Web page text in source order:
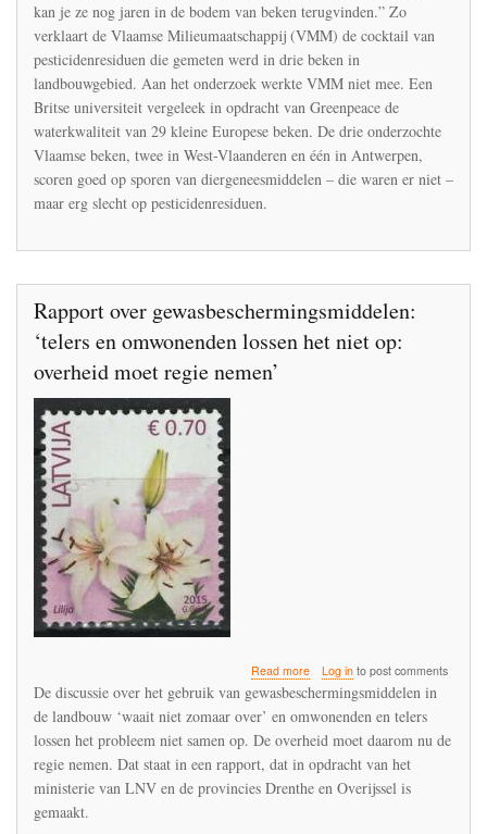
onderzochte
kleine
Europese
beken
werden
sporen
van
103
gewasbeschermingsmiddelen
teruggevonden
kan je ze nog jaren in de bodem van beken terugvinden.” Zo
verklaart de Vlaamse Milieumaatschappij (VMM) de cocktail van
pesticidenresiduen die gemeten werd in drie beken in
landbouwgebied. Aan het onderzoek werkte VMM niet mee. Een
Britse universiteit vergeleek in opdracht van Greenpeace de
waterkwaliteit van 29 kleine Europese beken. De drie onderzochte
Vlaamse beken, twee in West-Vlaanderen en één in Antwerpen,
scoren goed op sporen van diergeneesmiddelen – die waren er niet –
maar erg slecht op pesticidenresiduen.
Rapport over gewasbeschermingsmiddelen:
‘telers en omwonenden lossen het niet op:
overheid moet regie nemen’
Read moreabout
Rapport
gewasbeschermingsmiddelen:
‘telers
en
omwonenden
lossen
Log into post comments
De discussie over het gebruik van gewasbeschermingsmiddelen in
de landbouw ‘waait niet zomaar over’ en omwonenden en telers
lossen het probleem niet samen op. De overheid moet daarom nu de
regie nemen. Dat staat in een rapport, dat in opdracht van het
ministerie van LNV en de provincies Drenthe en Overijssel is
gemaakt.